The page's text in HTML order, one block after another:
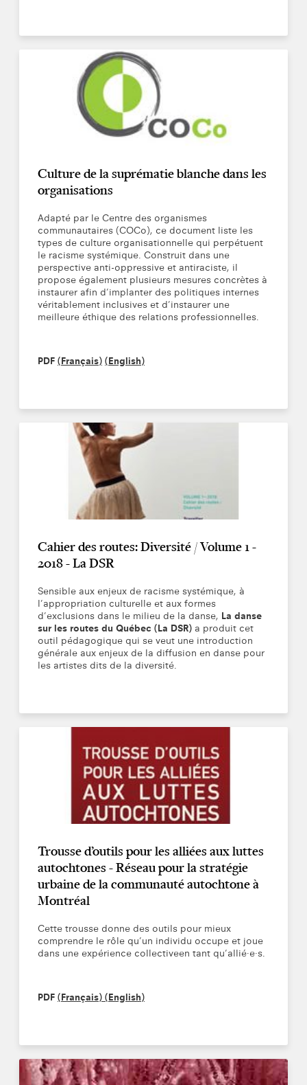
Culture de la suprématie blanche dans les
organisations
Adapté par le Centre des organismes
communautaires (COCo), ce document liste les
types de culture organisationnelle qui perpétuent
le racisme systémique. Construit dans une
perspective anti-oppressive et antiraciste, il
propose également plusieurs mesures concrètes à
instaurer afin d’implanter des politiques internes
véritablement inclusives et d’instaurer une
meilleure éthique des relations professionnelles.
PDF (Français) (English)
Cahier des routes: Diversité / Volume 1 -
2018 - La DSR
Sensible aux enjeux de racisme systémique, à
l’appropriation culturelle et aux formes
d’exclusions dans le milieu de la danse, La danse
sur les routes du Québec (La DSR) a produit cet
outil pédagogique qui se veut une introduction
générale aux enjeux de la diffusion en danse pour
les artistes dits de la diversité.
Trousse d’outils pour les alliées aux luttes
autochtones - Réseau pour la stratégie
urbaine de la communauté autochtone à
Montréal
Cette trousse donne des outils pour mieux
comprendre le rôle qu’un individu occupe et joue
dans une expérience collectiveen tant qu’allié·e·s.
PDF (Français) (English)